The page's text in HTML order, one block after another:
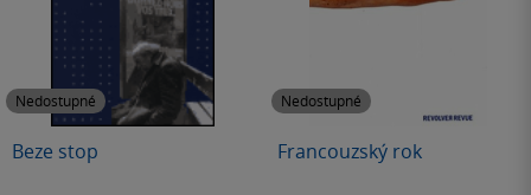
Nedostupné
Beze stop
Nedostupné
Francouzský rok